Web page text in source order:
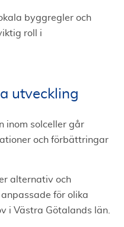
byggregler och
roll i
utveckling
inom solceller går
och förbättringar
alternativ och
för olika
i Västra Götalands län.